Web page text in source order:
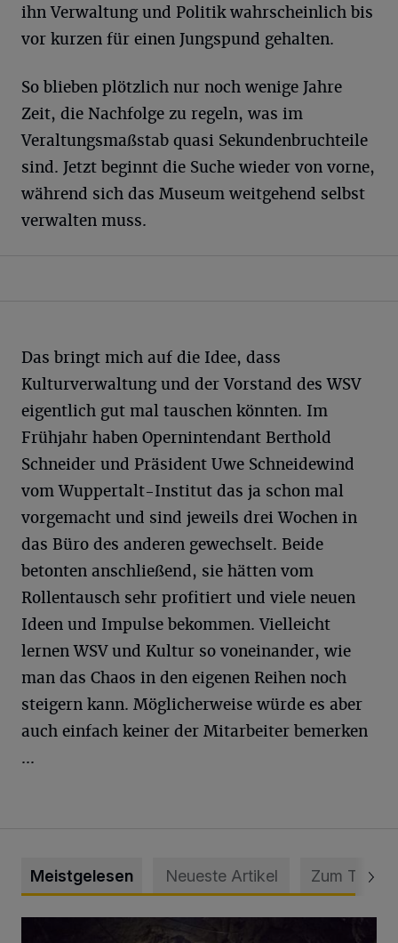
ihn Verwaltung und Politik wahrscheinlich bis
vor kurzen für einen Jungspund gehalten.
So blieben plötzlich nur noch wenige Jahre
Zeit, die Nachfolge zu regeln, was im
Veraltungsmaßstab quasi Sekundenbruchteile
sind. Jetzt beginnt die Suche wieder von vorne,
während sich das Museum weitgehend selbst
verwalten muss.
Das bringt mich auf die Idee, dass
Kulturverwaltung und der Vorstand des WSV
eigentlich gut mal tauschen könnten. Im
Frühjahr haben Opernintendant Berthold
Schneider und Präsident Uwe Schneidewind
vom Wuppertalt-Institut das ja schon mal
vorgemacht und sind jeweils drei Wochen in
das Büro des anderen gewechselt. Beide
betonten anschließend, sie hätten vom
Rollentausch sehr profitiert und viele neuen
Ideen und Impulse bekommen. Vielleicht
lernen WSV und Kultur so voneinander, wie
man das Chaos in den eigenen Reihen noch
steigern kann. Möglicherweise würde es aber
auch einfach keiner der Mitarbeiter bemerken
...
Meistgelesen Neueste Artikel Zum Thema